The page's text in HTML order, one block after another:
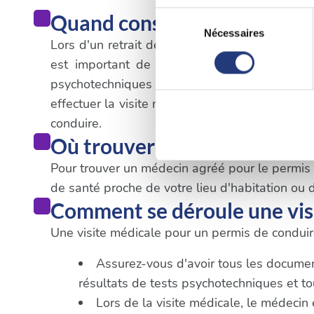
Si vous le permettez, nous
Collecter des
Identifier votre
digitales).
Les cookies nous
sociaux et d'analyser notre
partenaires de médias
vous leur avez fournies ou
consentement
Nécessaires
Quand consulter un
Lors d'un retrait de permis de conduire qui
est important de suivre les procédures
psychotechniques dans un centre agréé.
effectuer la visite médicale obligatoire. Il est
conduire.
Où trouver un médecin à
Pour trouver un médecin agréé pour le
de santé proche de votre lieu d'habitation ou
Comment se déroule une
Une visite médicale pour un permis de
Assurez-vous d'avoir tous les
résultats de tests psychotechniques et
Lors de la visite médicale, le